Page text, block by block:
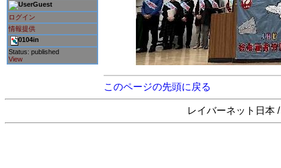
Guest
ログイン
情報提供
0104in
Status: published
View
このページの先頭に戻る
レイバーネット日本 /